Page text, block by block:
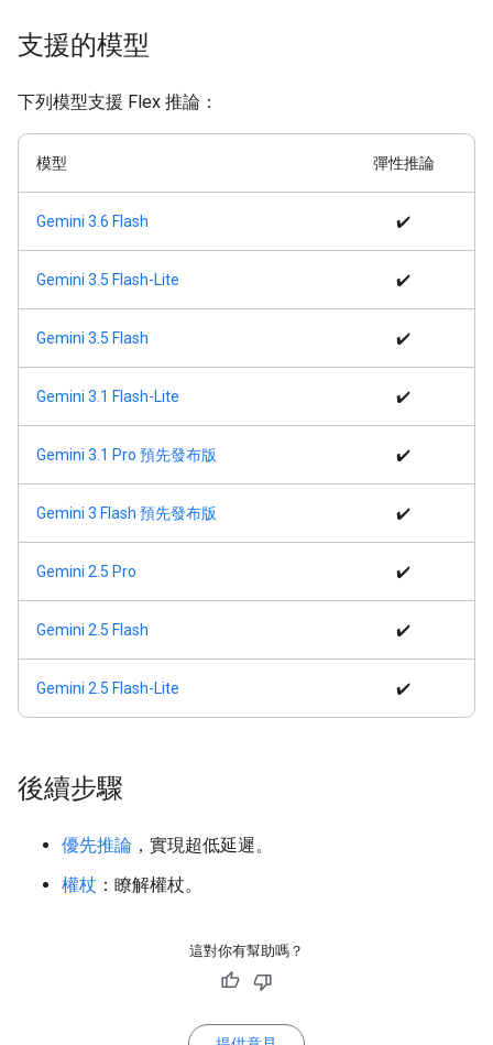
支援的模型
下列模型支援 Flex 推論：
模型 彈性推論
Gemini 3.6 Flash ✔️
Gemini 3.5 Flash-Lite ✔️
Gemini 3.5 Flash ✔️
Gemini 3.1 Flash-Lite ✔️
Gemini 3.1 Pro 預先發布版 ✔️
Gemini 3 Flash 預先發布版 ✔️
Gemini 2.5 Pro ✔️
Gemini 2.5 Flash ✔️
Gemini 2.5 Flash-Lite ✔️
後續步驟
優先推論 ，實現超低延遲。
權杖 ：瞭解權杖。
這對你有幫助嗎？